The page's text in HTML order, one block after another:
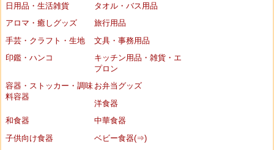
日用品・生活雑貨
タオル・バス用品
アロマ・癒しグッズ
旅行用品
手芸・クラフト・生地
文具・事務用品
印鑑・ハンコ
キッチン用品・雑貨・エ
プロン
容器・ストッカー・調味
料容器
お弁当グッズ
洋食器
和食器
中華食器
子供向け食器
ベビー食器(⇒)